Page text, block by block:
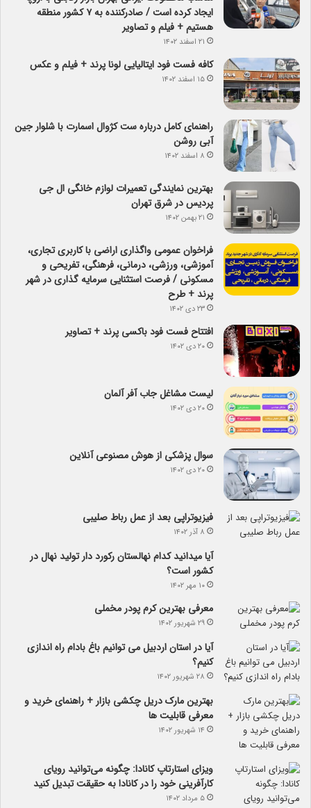
ایجاد کرده است / صادرکننده به ۷ کشور منطقه
هستیم + فیلم و تصاویر
۲۱ اسفند ۱۴۰۲
کافه فست فود ایتالیایی لونا پرند + فیلم و عکس
۱۵ اسفند ۱۴۰۲
راهنمای کامل درباره ست کژوال اسمارت با شلوار جین
آبی روشن
۸ اسفند ۱۴۰۲
بهترین نمایندگی تعمیرات لوازم خانگی ال جی
پردیس در شرق تهران
۲۱ بهمن ۱۴۰۲
فراخوان عمومی واگذاری اراضی با کاربری تجاری،
آموزشی، ورزشی، درمانی، فرهنگی، تفریحی و
مسکونی / فرصت استثنایی سرمایه گذاری در شهر
پرند + طرح
۲۳ دی ۱۴۰۲
افتتاح فست فود باکسی پرند + تصاویر
۲۰ دی ۱۴۰۲
لیست مشاغل جاب آفر آلمان
۲۰ دی ۱۴۰۲
سوال پزشکی از هوش مصنوعی آنلاین
۲۰ دی ۱۴۰۲
فیزیوتراپی بعد از عمل رباط صلیبی
۸ آذر ۱۴۰۲
آیا می­دانید کدام نهالستان رکورد دار تولید نهال­ در
کشور است؟
۱۰ مهر ۱۴۰۲
معرفی بهترین کرم پودر مخملی
۲۹ شهریور ۱۴۰۲
آیا در استان اردبیل می توانیم باغ بادام راه اندازی
کنیم؟
۲۸ شهریور ۱۴۰۲
بهترین مارک دریل چکشی بازار + راهنمای خرید و
معرفی قابلیت ها
۱۴ شهریور ۱۴۰۲
ویزای استارتاپ کانادا: چگونه می‌توانید رویای
کارآفرینی خود را در کانادا به حقیقت تبدیل کنید
۵ مرداد ۱۴۰۲